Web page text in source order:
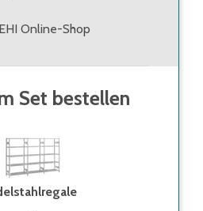
Online-Shop
Set bestellen